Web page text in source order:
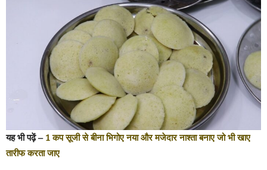
यह भी पढ़ें – 1 कप सूजी से बीना भिगोए नया और मजेदार नाश्ता बनाए जो भी खाए
तारीफ करता जाए